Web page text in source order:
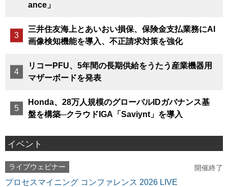
ance」
三井住友海上とあいおい損保、保険金支払業務にAI
画像検知機能を導入、不正請求対策を強化
リコーPFU、5年間の長期供給をうたう産業機器用
マザーボードを発表
Honda、28万人規模のグローバルIDガバナンス基
盤を構築─クラウドIGA「Saviynt」を導入
イベント
ライブウェビナー 開催終了
プロセスマイニング コンファレンス 2026 LIVE